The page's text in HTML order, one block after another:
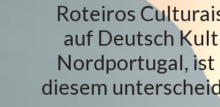
Roteiros
auf Deutsch
Nordportugal, ist
diesem